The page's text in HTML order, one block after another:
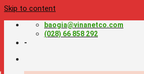
Skip to content
baogia@vinanetco.com
(028) 66 858 292
-